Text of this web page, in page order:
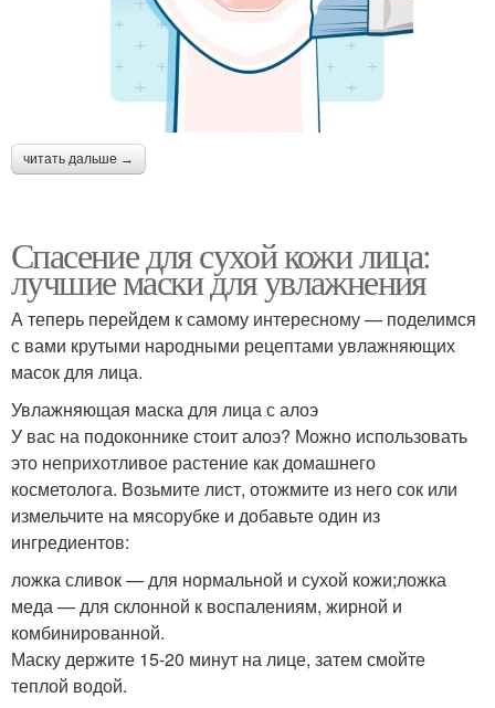
читать дальше →
Спасение для сухой кожи лица:
лучшие маски для увлажнения
А теперь перейдем к самому интересному — поделимся
с вами крутыми народными рецептами увлажняющих
масок для лица.
Увлажняющая маска для лица с алоэ
У вас на подоконнике стоит алоэ? Можно использовать
это неприхотливое растение как домашнего
косметолога. Возьмите лист, отожмите из него сок или
измельчите на мясорубке и добавьте один из
ингредиентов:
ложка сливок — для нормальной и сухой кожи;ложка
меда — для склонной к воспалениям, жирной и
комбинированной.
Маску держите 15-20 минут на лице, затем смойте
теплой водой.